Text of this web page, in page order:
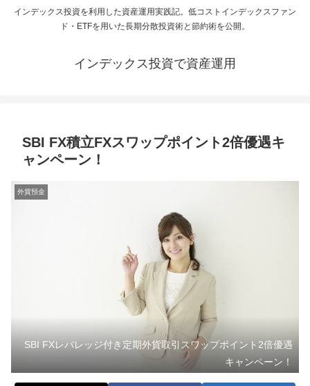
インデックス投資を利用した資産運用実践記。低コストインデックスファン
ド・ETFを用いた長期分散投資術と節約術を公開。
インデックス投資で資産運用
SBI FX積立FXスワップポイント2倍優遇キ
ャンペーン！
外貨預金
SBI FXレバレッジ付き定期外貨取引スワップポイント2倍優遇
キャンペーン！